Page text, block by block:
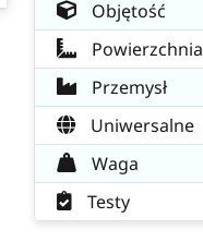
Objętość
Powierzchnia
Przemysł
Uniwersalne
Waga
Testy